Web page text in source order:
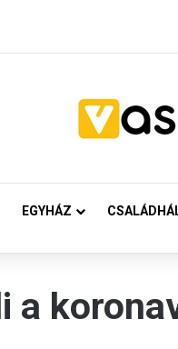
EGYHÁZ
a